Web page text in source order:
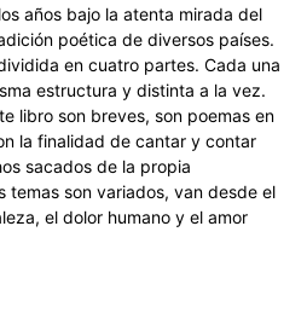
años bajo la atenta mirada del
poética de diversos países.
en cuatro partes. Cada una
estructura y distinta a la vez.
libro son breves, son poemas en
la finalidad de cantar y contar
sacados de la propia
temas son variados, van desde el
el dolor humano y el amor